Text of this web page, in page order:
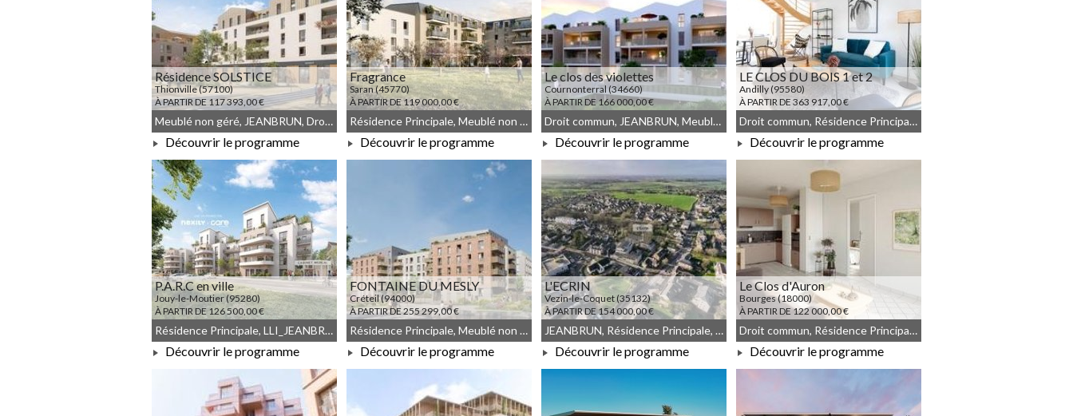
Résidence SOLSTICE
Thionville (57100)
À PARTIR DE 117 393,00 €
À PARTIR DE 117 393,00 €
Meublé non géré, JEANBRUN, Droit commun
Découvrir le programme
Fragrance
Saran (45770)
À PARTIR DE 119 000,00 €
À PARTIR DE 119 000,00 €
Résidence Principale, Meublé non géré, Droit commun
Découvrir le programme
Le clos des violettes
Cournonterral (34660)
À PARTIR DE 166 000,00 €
À PARTIR DE 166 000,00 €
Droit commun, JEANBRUN, Meublé non géré
Découvrir le programme
LE CLOS DU BOIS 1 et 2
Andilly (95580)
À PARTIR DE 363 917,00 €
À PARTIR DE 363 917,00 €
Droit commun, Résidence Principale, LLI_JEANBRUN, LLI, JEANBRUN, Meublé non géré
Découvrir le programme
P.A.R.C en ville
Jouy-le-Moutier (95280)
À PARTIR DE 126 500,00 €
À PARTIR DE 126 500,00 €
Résidence Principale, LLI_JEANBRUN, LLI, JEANBRUN, Meublé non géré, Droit commun
Découvrir le programme
FONTAINE DU MESLY
Créteil (94000)
À PARTIR DE 255 299,00 €
À PARTIR DE 255 299,00 €
Résidence Principale, Meublé non géré, Droit commun
Découvrir le programme
L'ECRIN
Vezin-le-Coquet (35132)
À PARTIR DE 154 000,00 €
À PARTIR DE 154 000,00 €
JEANBRUN, Résidence Principale, Droit commun, Meublé non géré, LLI, LLI_JEANBRUN
Découvrir le programme
Le Clos d'Auron
Bourges (18000)
À PARTIR DE 122 000,00 €
À PARTIR DE 122 000,00 €
Droit commun, Résidence Principale, JEANBRUN, Meublé non géré
Découvrir le programme